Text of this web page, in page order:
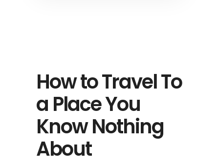
How to Travel To
a Place You
Know Nothing
About